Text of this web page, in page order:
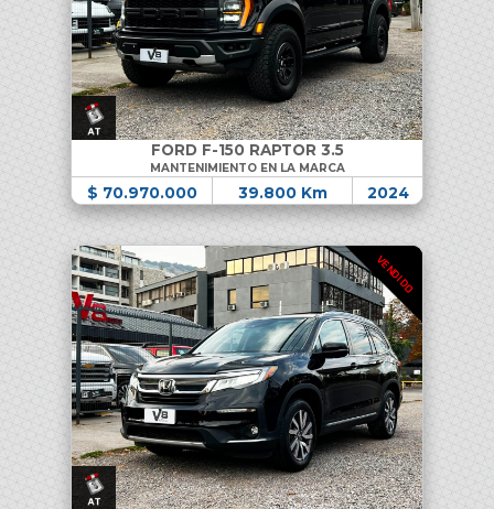
FORD F-150 RAPTOR 3.5
MANTENIMIENTO EN LA MARCA
$ 70.970.000 39.800 Km 2024
VENDIDO